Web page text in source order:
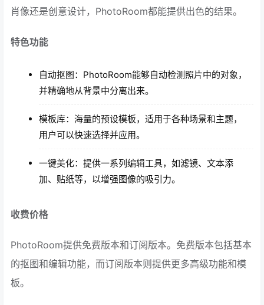
肖像还是创意设计，PhotoRoom都能提供出色的结果。
特色功能
自动抠图：PhotoRoom能够自动检测照片中的对象，
并精确地从背景中分离出来。
模板库：海量的预设模板，适用于各种场景和主题，
用户可以快速选择并应用。
一键美化：提供一系列编辑工具，如滤镜、文本添
加、贴纸等，以增强图像的吸引力。
收费价格
PhotoRoom提供免费版本和订阅版本。免费版本包括基本
的抠图和编辑功能，而订阅版本则提供更多高级功能和模
板。